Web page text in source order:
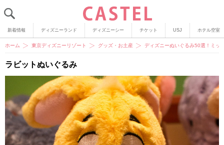
新着情報 ディズニーランド ディズニーシー チケット USJ ホテル空室
ホーム 東京ディズニーリゾート グッズ・お土産 ディズニーぬいぐるみ50選！ミッ
ラビットぬいぐるみ